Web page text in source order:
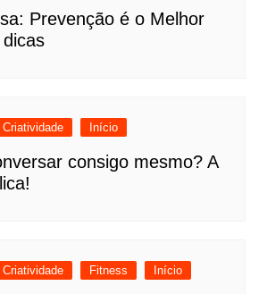
Prevenção é o Melhor
Criatividade Início
consigo mesmo? A
Criatividade Fitness Início